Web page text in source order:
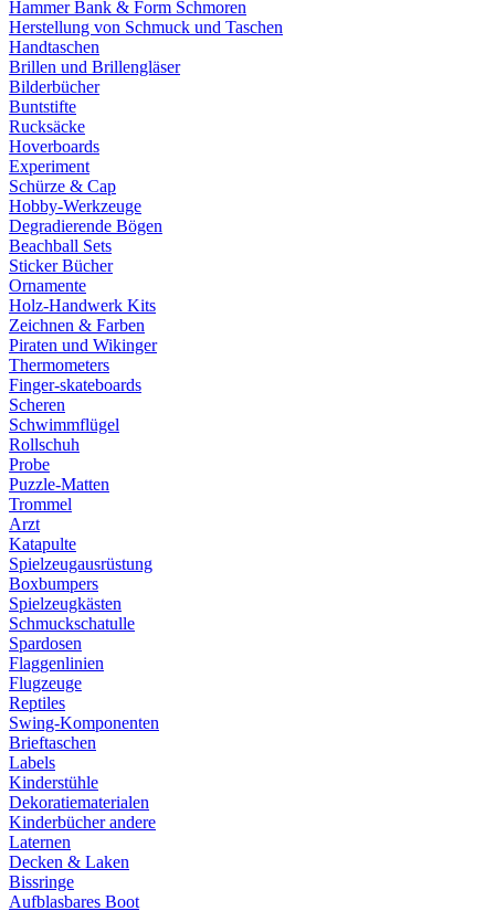
Hammer Bank & Form Schmoren
Herstellung von Schmuck und Taschen
Handtaschen
Brillen und Brillengläser
Bilderbücher
Buntstifte
Rucksäcke
Hoverboards
Experiment
Schürze & Cap
Hobby-Werkzeuge
Degradierende Bögen
Beachball Sets
Sticker Bücher
Ornamente
Holz-Handwerk Kits
Zeichnen & Farben
Piraten und Wikinger
Thermometers
Finger-skateboards
Scheren
Schwimmflügel
Rollschuh
Probe
Puzzle-Matten
Trommel
Arzt
Katapulte
Spielzeugausrüstung
Boxbumpers
Spielzeugkästen
Schmuckschatulle
Spardosen
Flaggenlinien
Flugzeuge
Reptiles
Swing-Komponenten
Brieftaschen
Labels
Kinderstühle
Dekoratiematerialen
Kinderbücher andere
Laternen
Decken & Laken
Bissringe
Aufblasbares Boot